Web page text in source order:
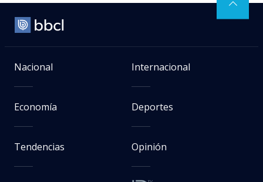
Nacional Internacional
Economía Deportes
Tendencias Opinión